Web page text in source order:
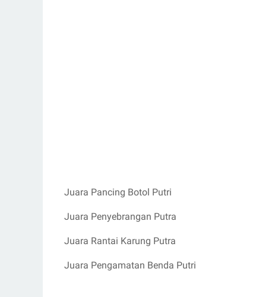
Juara Pancing Botol Putri
Juara Penyebrangan Putra
Juara Rantai Karung Putra
Juara Pengamatan Benda Putri